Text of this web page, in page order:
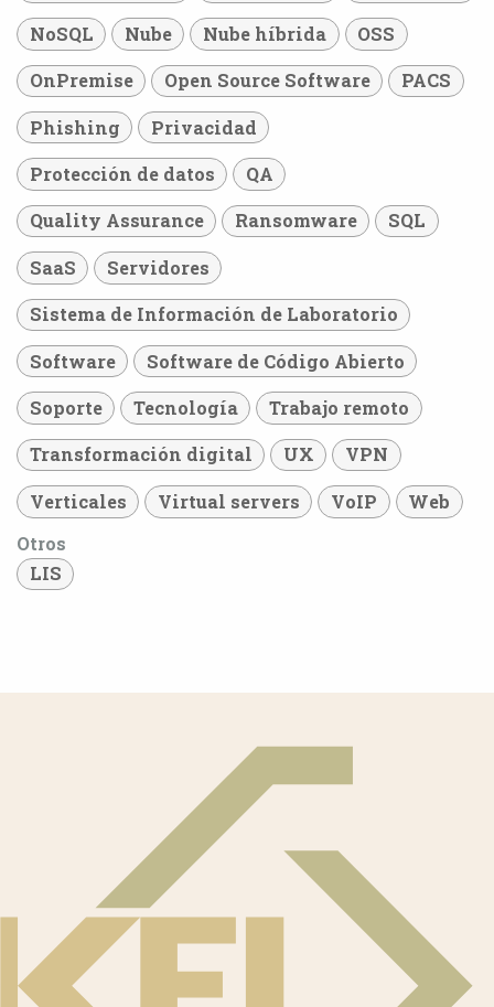
NoSQL Nube Nube híbrida OSS
OnPremise Open Source Software PACS
Phishing Privacidad
Protección de datos QA
Quality Assurance Ransomware SQL
SaaS Servidores
Sistema de Información de Laboratorio
Software Software de Código Abierto
Soporte Tecnología Trabajo remoto
Transformación digital UX VPN
Verticales Virtual servers VoIP
Web
Otros
LIS